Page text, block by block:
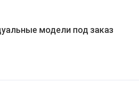
модели под заказ